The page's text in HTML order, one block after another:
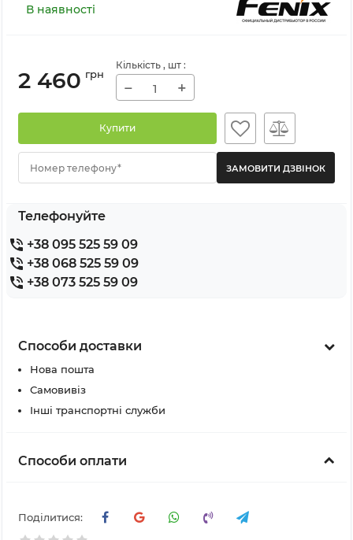
В наявності
2 460 грн
Кількість , шт :
− +
Купити
Номер телефону*
Телефонуйте
+38 095 525 59 09
+38 068 525 59 09
+38 073 525 59 09
Способи доставки
Нова пошта
Самовивіз
Інші транспортні служби
Способи оплати
Поділитися: